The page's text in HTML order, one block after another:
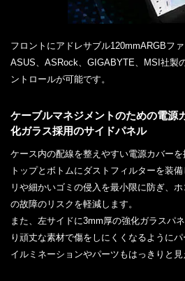
フロントにアドレサブル120mmARGBファ
ASUS、ASRock、GIGABYTE、MSI社製
ントロールが可能です。
ケーブルマネジメントのための電
化ガラス採用のサイドパネル
ケース内の配線を整えやすい電源カバーを
トップとボトムにダストフィルターを装
リや細かいゴミの侵入を最小限に防ぎ、
の故障のリスクを軽減します。
また、左サイドに3mm厚の強化ガラスパ
り頑丈な素材で傷をしにくくなるように
イルミネーションやパーツもはっきりと見